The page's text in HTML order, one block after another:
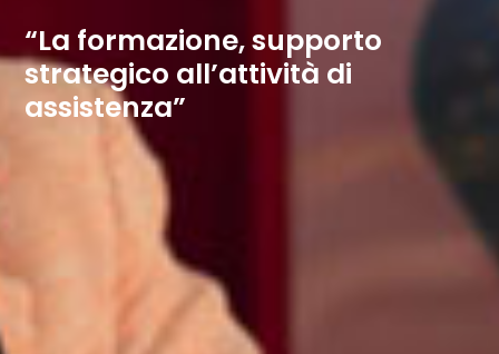
“La formazione, supporto
strategico all’attività di
assistenza”